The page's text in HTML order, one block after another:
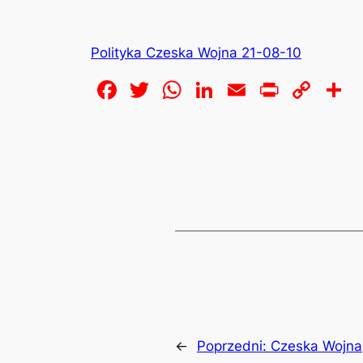
Polityka Czeska Wojna 21-08-10
Facebook
Twitter
WhatsApp
LinkedIn
EmailPrintCopy
← Poprzedni: Czeska Wojna